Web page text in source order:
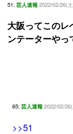
51: 芸人速報 2022/02/26(
大阪ってこのレ
ンテーターやっ
65: 芸人速報 2022/02/
>>51